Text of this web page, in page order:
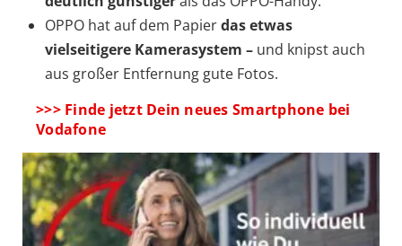
OPPO hat auf dem Papierdas etwas
vielseitigere Kamerasystem – und knipst auch
aus großer Entfernung gute Fotos.
>>> Finde jetzt Dein neues Smartphone bei
Vodafone